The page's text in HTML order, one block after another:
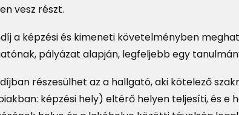
vesz részt.
a képzési és kimeneti követelményben
pályázat alapján, legfeljebb egy
részesülhet az a hallgató, aki kötelező
képzési hely) eltérő helyen teljesíti, és e